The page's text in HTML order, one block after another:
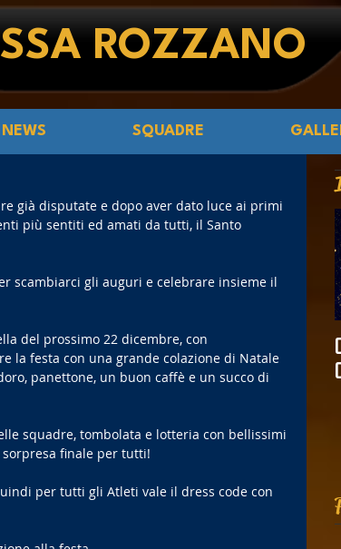
ROZZANO
già disputate e dopo aver dato luce ai primi
più sentiti ed amati da tutti, il Santo
scambiarci gli auguri e celebrare insieme il
del prossimo 22 dicembre, con
la festa con una grande colazione di Natale
panettone, un buon caffè e un succo di
squadre, tombolata e lotteria con bellissimi
finale per tutti!
per tutti gli Atleti vale il dress code con
NEWS SQUADRE